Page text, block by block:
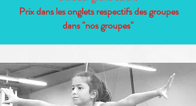
Prix dans les onglets respectifs des groupes
dans "nos groupes"